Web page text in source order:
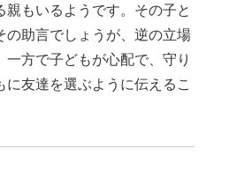
もいるようです。その子と
の助言でしょうが、逆の立場
方で子どもが心配で、守り
友達を選ぶように伝えるこ